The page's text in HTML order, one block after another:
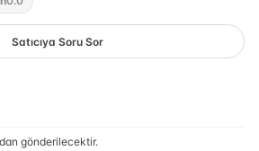
Satıcıya Soru Sor
gönderilecektir.